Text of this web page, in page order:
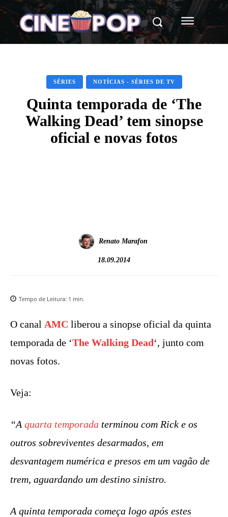
SÉRIES NOTÍCIAS - SÉRIES DE TV
Quinta temporada de ‘The
Walking Dead’ tem sinopse
oficial e novas fotos
Renato Marafon
18.09.2014
Tempo de Leitura: 1 min.
O canal AMC liberou a sinopse oficial da quinta
temporada de ‘The Walking Dead‘, junto com
novas fotos.
Veja:
“A quarta temporada terminou com Rick e os
outros sobreviventes desarmados, em
desvantagem numérica e presos em um vagão de
trem, aguardando um destino sinistro.
A quinta temporada começa logo após estes